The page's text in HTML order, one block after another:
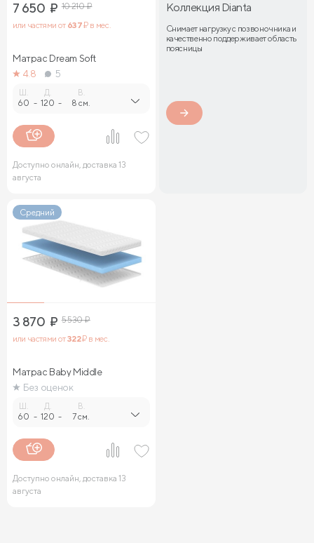
7 650 ₽ 10 210₽
или частями от 637₽ в мес.
Матрас Dream Soft
4.8
5
60 -
Д.
120 -
В.
8 см.
Доступно онлайн, доставка 13
августа
Коллекция Dianta
Снимает нагрузку с позвоночника и
качественно поддерживает область
поясницы
Средний
3 870 ₽ 5 530₽
или частями от322₽ в мес.
Матрас Baby Middle
Без оценок
60 -
Д.
120 -
В.
7 см.
Доступно онлайн, доставка 13
августа